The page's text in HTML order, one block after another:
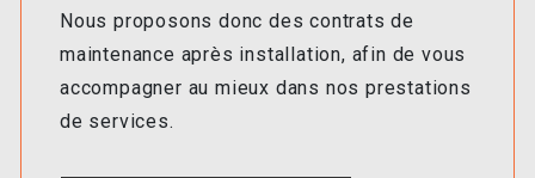
Nous proposons donc des contrats de
maintenance après installation, afin de vous
accompagner au mieux dans nos prestations
de services.